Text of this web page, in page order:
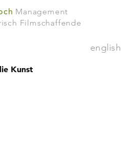
Management
Filmschaffende
english
Kunst